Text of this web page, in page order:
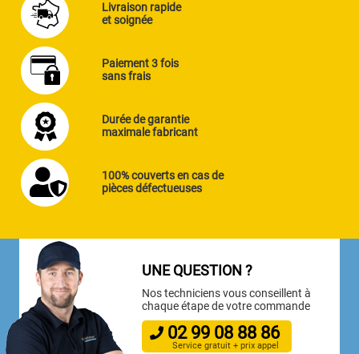
Livraison rapide
et soignée
Paiement 3 fois
sans frais
Durée de garantie
maximale fabricant
100% couverts en cas de
pièces défectueuses
UNE QUESTION ?
Nos techniciens vous conseillent à
chaque étape de votre commande
02 99 08 88 86
Service gratuit + prix appel